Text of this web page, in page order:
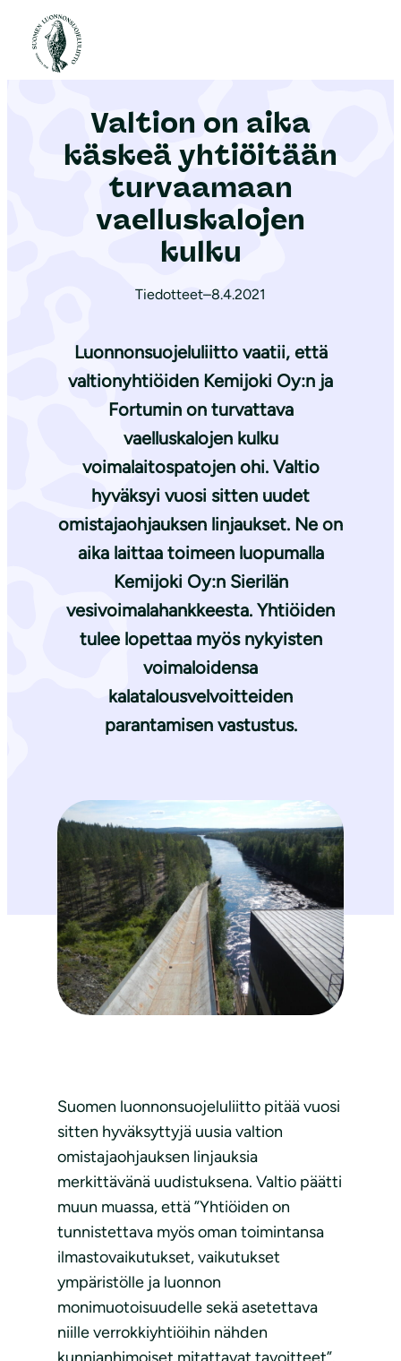
Etusivu
Valtion on aika
käskeä yhtiöitään
turvaamaan
vaelluskalojen
kulku
Tiedotteet–8.4.2021
Luonnonsuojeluliitto vaatii, että
valtionyhtiöiden Kemijoki Oy:n ja
Fortumin on turvattava
vaelluskalojen kulku
voimalaitospatojen ohi. Valtio
hyväksyi vuosi sitten uudet
omistajaohjauksen linjaukset. Ne on
aika laittaa toimeen luopumalla
Kemijoki Oy:n Sierilän
vesivoimalahankkeesta. Yhtiöiden
tulee lopettaa myös nykyisten
voimaloidensa
kalatalousvelvoitteiden
parantamisen vastustus.
Suomen luonnonsuojeluliitto pitää vuosi
sitten hyväksyttyjä uusia valtion
omistajaohjauksen linjauksia
merkittävänä uudistuksena. Valtio päätti
muun muassa, että ”Yhtiöiden on
tunnistettava myös oman toimintansa
ilmastovaikutukset, vaikutukset
ympäristölle ja luonnon
monimuotoisuudelle sekä asetettava
niille verrokkiyhtiöihin nähden